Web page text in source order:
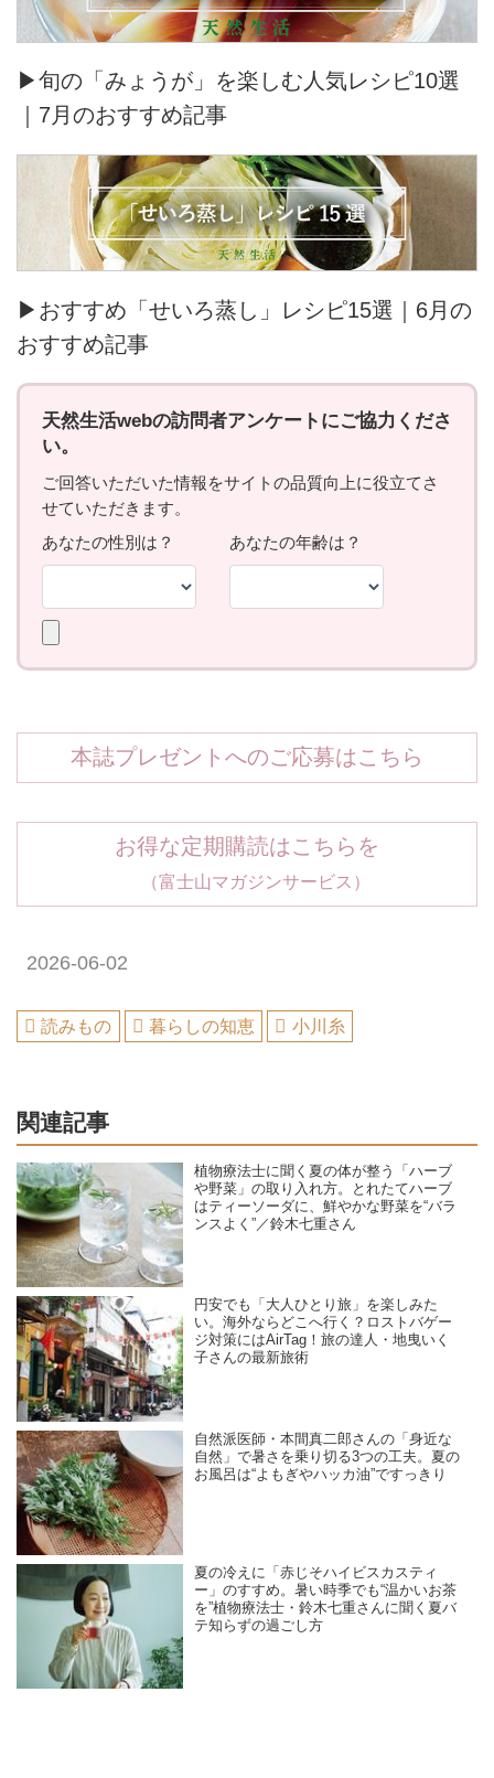
▶旬の「みょうが」を楽しむ人気レシピ10選
｜7月のおすすめ記事
▶おすすめ「せいろ蒸し」レシピ15選｜6月の
おすすめ記事
本誌プレゼントへのご応募はこちら
お得な定期購読はこちらを
（富士山マガジンサービス）
2026-06-02
読みもの 暮らしの知恵 小川糸
関連記事
植物療法士に聞く夏の体が整う「ハーブ
や野菜」の取り入れ方。とれたてハーブ
はティーソーダに、鮮やかな野菜を“バラ
ンスよく”／鈴木七重さん
円安でも「大人ひとり旅」を楽しみた
い。海外ならどこへ行く？ロストバゲー
ジ対策にはAirTag！旅の達人・地曳いく
子さんの最新旅術
自然派医師・本間真二郎さんの「身近な
自然」で暑さを乗り切る3つの工夫。夏の
お風呂は“よもぎやハッカ油”ですっきり
夏の冷えに「赤じそハイビスカスティ
ー」のすすめ。暑い時季でも“温かいお茶
を”植物療法士・鈴木七重さんに聞く夏バ
テ知らずの過ごし方